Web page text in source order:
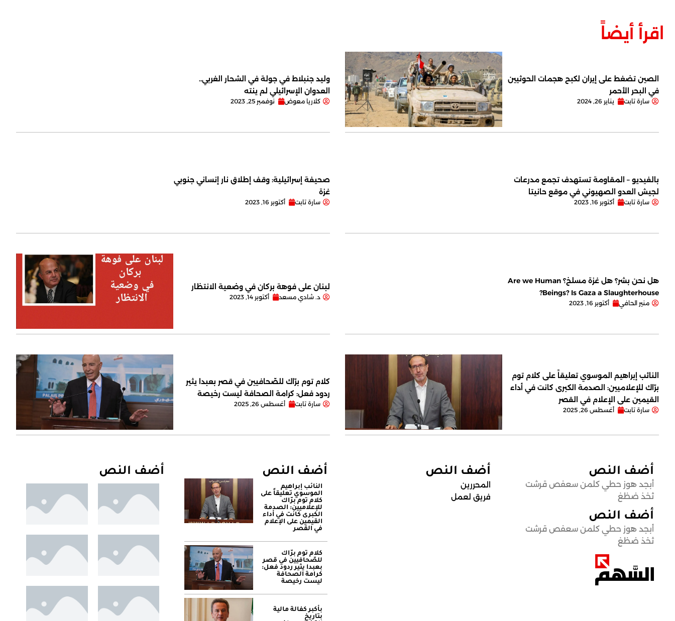
اقرأ أيضاً
الصين تضغط على إيران لكبح هجمات الحوثيين
في البحر الأحمر
سارة تابت يناير 26, 2024
وليد جنبلاط في جولة في الشحار الغربي..
العدوان الإسرائيلي لم ينته
كلاريا معوض نوفمبر 25, 2023
بالفيديو – المقاومة تستهدف تجمع مدرعات
لجيش العدو الصهيوني في موقع حانيتا
سارة تابت أكتوبر 16, 2023
صحيفة إسرائيلية: وقف إطلاق نار إنساني جنوبي
غزة
سارة تابت أكتوبر 16, 2023
هل نحن بشر؟ هل غزة مسلخ؟ Are we Human
Beings? Is Gaza a Slaughterhouse?
منير الحافي أكتوبر 16, 2023
لبنان على فوهة بركان في وضعية الانتظار
د. شادي مسعد أكتوبر 14, 2023
النائب إبراهيم الموسوي تعليقاً على كلام توم
برّاك للإعلاميين: الصدمة الكبرى كانت في أداء
القيمين على ‏الإعلام في القصر
سارة تابت أغسطس 26, 2025
كلام توم برّاك للصّحافيين في قصر بعبدا يثير
ردود فعل: كرامة الصحافة ليست رخيصة
سارة تابت أغسطس 26, 2025
أضف النص
أبجد هوز حطي كلمن سعفص قرشت
ثخذ ضظغ
أضف النص
أبجد هوز حطي كلمن سعفص قرشت
ثخذ ضظغ
أضف النص
المحررين
فريق لعمل
أضف النص
النائب إبراهيم
الموسوي تعليقاً على
كلام توم برّاك
للإعلاميين: الصدمة
الكبرى كانت في أداء
القيمين على ‏الإعلام
في القصر
كلام توم برّاك
للصّحافيين في قصر
بعبدا يثير ردود فعل:
كرامة الصحافة
ليست رخيصة
بأكبر كفالة مالية
بتاريخ
أضف النص